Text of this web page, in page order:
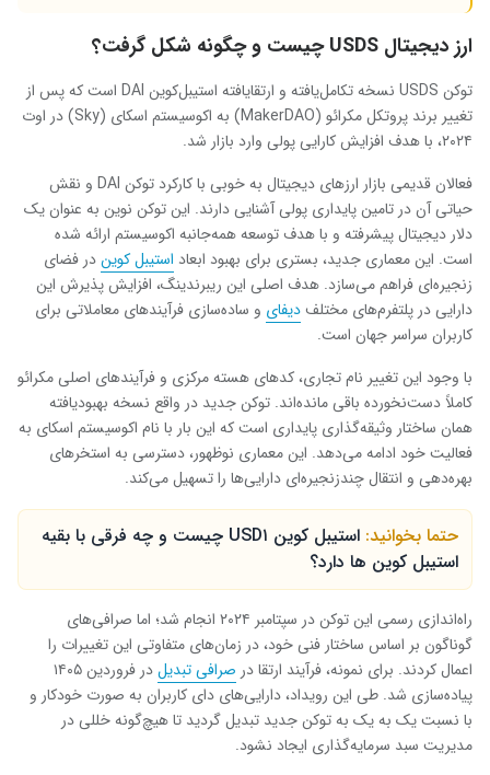
ارز دیجیتال USDS چیست و چگونه شکل گرفت؟
توکن USDS نسخه تکامل‌یافته و ارتقایافته استیبل‌کوین DAI است که پس از
تغییر برند پروتکل مکرائو (MakerDAO) به اکوسیستم اسکای (Sky) در اوت
۲۰۲۴، با هدف افزایش کارایی پولی وارد بازار شد.
فعالان قدیمی بازار ارزهای دیجیتال به خوبی با کارکرد توکن DAI و نقش
حیاتی آن در تامین پایداری پولی آشنایی دارند. این توکن نوین به عنوان یک
دلار دیجیتال پیشرفته و با هدف توسعه همه‌جانبه اکوسیستم ارائه شده
است. این معماری جدید، بستری برای بهبود ابعاد استیبل کویندر فضای
زنجیره‌ای فراهم می‌سازد. هدف اصلی این ریبرندینگ، افزایش پذیرش این
دارایی در پلتفرم‌های مختلفدیفای و ساده‌سازی فرآیندهای معاملاتی برای
کاربران سراسر جهان است.
با وجود این تغییر نام تجاری، کدهای هسته مرکزی و فرآیندهای اصلی مکرائو
کاملاً دست‌نخورده باقی مانده‌اند. توکن جدید در واقع نسخه بهبودیافته
همان ساختار وثیقه‌گذاری پایداری است که این بار با نام اکوسیستم اسکای به
فعالیت خود ادامه می‌دهد. این معماری نوظهور، دسترسی به استخرهای
بهره‌دهی و انتقال چندزنجیره‌ای دارایی‌ها را تسهیل می‌کند.
حتما بخوانید:
استیبل کوین USD۱ چیست و چه فرقی با بقیه
استیبل کوین ها دارد؟
راه‌اندازی رسمی این توکن در سپتامبر ۲۰۲۴ انجام شد؛ اما صرافی‌های
گوناگون بر اساس ساختار فنی خود، در زمان‌های متفاوتی این تغییرات را
اعمال کردند. برای نمونه، فرآیند ارتقا در صرافی تبدیل
در فروردین ۱۴۰۵
پیاده‌سازی شد. طی این رویداد، دارایی‌های دای کاربران به صورت خودکار و
با نسبت یک به یک به توکن جدید تبدیل گردید تا هیچ‌گونه خللی در
مدیریت سبد سرمایه‌گذاری ایجاد نشود.